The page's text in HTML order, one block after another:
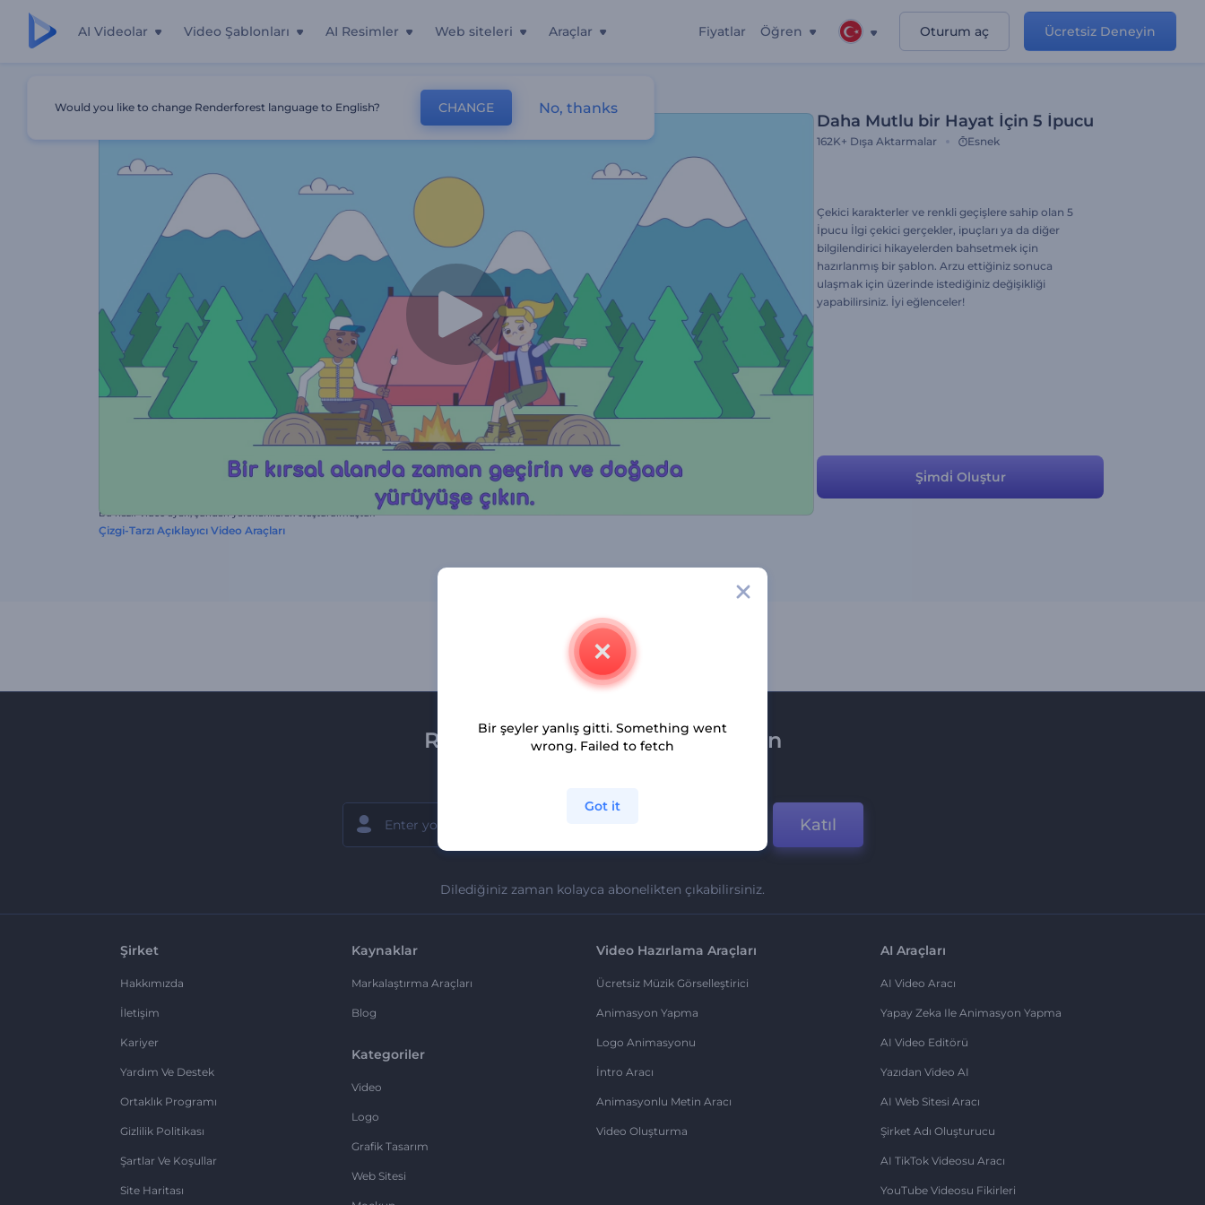
AI Videolar Video Şablonları AI Resimler Web siteleri Araçlar Fiyatlar Öğren Oturum aç Ücretsiz Deneyin
Daha Mutlu bir Hayat İçin 5 İpucu
162K+ Dışa Aktarmalar Esnek
Çekici karakterler ve renkli geçişlere sahip olan 5
İpucu İlgi çekici gerçekler, ipuçları ya da diğer
bilgilendirici hikayelerden bahsetmek için
hazırlanmış bir şablon. Arzu ettiğiniz sonuca
ulaşmak için üzerinde istediğiniz değişikliği
yapabilirsiniz. İyi eğlenceler!
Şi̇mdi̇ Oluştur
Bu hazır video ayarı, şundan yararlanılarak oluşturulmuştur:
Çizgi-Tarzı Açıklayıcı Video Araçları
Renderforest bültenine üye olun
Katıl
Dilediğiniz zaman kolayca abonelikten çıkabilirsiniz.
Şirket
Hakkımızda
İletişim
Kariyer
Yardım Ve Destek
Ortaklık Programı
Gizlilik Politikası
Şartlar Ve Koşullar
Site Haritası
Kaynaklar
Markalaştırma Araçları
Blog
Kategoriler
Video
Logo
Grafik Tasarım
Web Sitesi
Video Hazırlama Araçları
Ücretsiz Müzik Görselleştirici
Animasyon Yapma
Logo Animasyonu
İntro Aracı
Animasyonlu Metin Aracı
Video Oluşturma
AI Araçları
AI Video Aracı
Yapay Zeka Ile Animasyon Yapma
AI Video Editörü
Yazıdan Video AI
AI Web Sitesi Aracı
Şirket Adı Oluşturucu
AI TikTok Videosu Aracı
YouTube Videosu Fikirleri
Would you like to change Renderforest language to English? CHANGE No, thanks
Bir şeyler yanlış gitti. Something went
wrong. Failed to fetch
Got it